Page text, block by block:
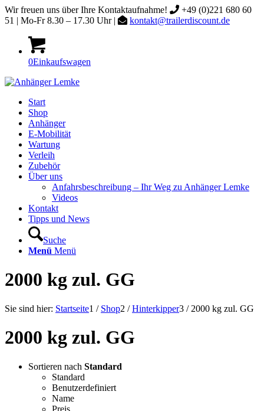
Wir freuen uns über Ihre Kontaktaufnahme!
+49 (0)221 680 60
51 | Mo-Fr 8.30 – 17.30 Uhr |
kontakt@trailerdiscount.de
0Einkaufswagen
Start
Shop
Anhänger
E-Mobilität
Wartung
Verleih
Zubehör
Über uns
Anfahrsbeschreibung – Ihr Weg zu Anhänger Lemke
Videos
Kontakt
Tipps und News
Suche
Menü Menü
2000 kg zul. GG
Sie sind hier: Startseite1 / Shop2 / Hinterkipper3 / 2000 kg zul. GG
2000 kg zul. GG
Sortieren nach Standard
Standard
Benutzerdefiniert
Name
Preis